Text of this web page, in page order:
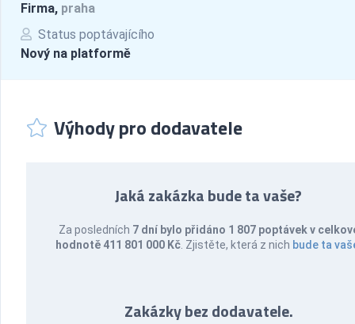
Firma, praha
Status poptávajícího
Nový na platformě
Výhody pro dodavatele
Jaká zakázka bude ta vaše?
Za posledních 7 dní bylo přidáno 1 807 poptávek v
hodnotě 411 801 000 Kč . Zjistěte, která z nich bude ta
Zakázky bez dodavatele.